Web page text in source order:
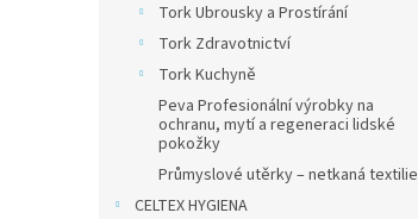
Tork Ubrousky a Prostírání
Tork Zdravotnictví
Tork Kuchyně
Peva Profesionální výrobky na
ochranu, mytí a regeneraci lidské
pokožky
Průmyslové utěrky – netkaná textilie
CELTEX HYGIENA